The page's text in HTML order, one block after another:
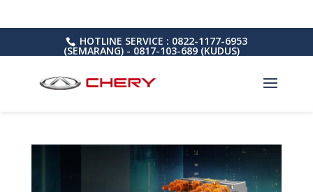
HOTLINE SERVICE : 0822-1177-6953
(SEMARANG) - 0817-103-689 (KUDUS)